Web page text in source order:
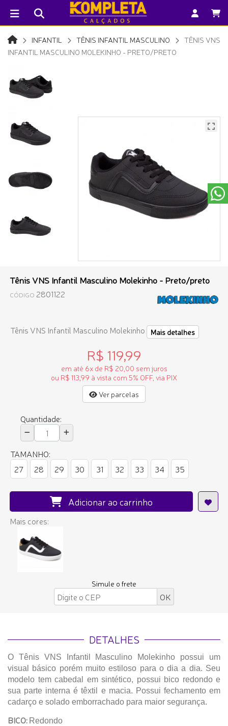
INFANTIL TÊNIS INFANTIL MASCULINO
TÊNIS VNS
INFANTIL MASCULINO MOLEKINHO - PRETO/PRETO
Tênis VNS Infantil Masculino Molekinho - Preto/preto
CÓDIGO 2801122
Tênis VNS Infantil Masculino Molekinho Mais detalhes
R$ 119,99
em até 6x de R$ 20,00 sem juros
ou R$ 113,99 à vista com 5% OFF, via PIX
Ver parcelas
Quantidade:
TAMANHO:
27
28 29 30 31 32 33 34 35
Adicionar ao carrinho
Mais cores:
Simule o frete
DETALHES
O Tênis VNS Infantil Masculino Molekinho possui um
visual básico porém muito estiloso para o dia a dia. Seu
modelo tem cabedal em sintético, possui bico redondo e
sua parte interna é têxtil e macia. Possui fechamento em
cadarço e solado emborrachado para maior segurança.
BICO: Redondo